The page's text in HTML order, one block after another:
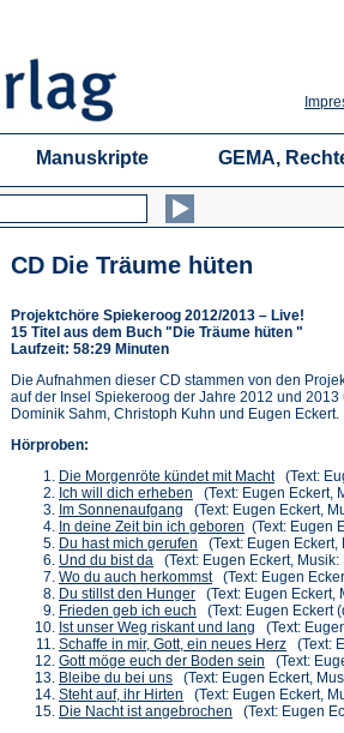
Manuskripte GEMA,
CD Die Träume hüten
Projektchöre Spiekeroog 2012/2013 – Live!
15 Titel aus dem Buch "Die Träume hüten "
Laufzeit: 58:29 Minuten
Die Aufnahmen dieser CD stammen von den
auf der Insel Spiekeroog der Jahre 2012 und
Dominik Sahm, Christoph Kuhn und Eugen Eckert.
Hörproben:
Die Morgenröte kündet mit Macht(Öffnet
in
einem
neuen
Tab)
(Text:
Ich will dich erheben (Öffnet
in
einem
neuen
Tab)
(Text: Eugen Eckert,
Im Sonnenaufgang (Öffnet
in
einem
neuen
Tab)
(Text: Eugen Eckert,
In deine Zeit bin ich geboren (Öffnet
in
einem
neuen
Tab)
(Text: Eugen
Du hast mich gerufen (Öffnet
in
einem
neuen
Tab)
(Text: Eugen
Und du bist da (Öffnet
in
einem
neuen
Tab)
(Text: Eugen Eckert,
Wo du auch herkommst(Öffnet
in
einem
neuen
Tab)
(Text: Eugen
Du stillst den Hunger(Öffnet
in
einem
neuen
Tab)
(Text: Eugen Eckert,
Frieden geb ich euch (Öffnet
in
einem
neuen
Tab)
(Text: Eugen Eckert
Ist unser Weg riskant und lang (Öffnet
in
einem
neuen
Tab)
(Text:
Schaffe in mir, Gott, ein neues Herz(Öffnet
in
einem
neuen
Tab)
(Text:
Gott möge euch der Boden sein (Öffnet
in
einem
neuen
(Text:
Bleibe du bei uns(Öffnet
in
einem
(Text: Eugen Eckert,
Steht auf, ihr Hirten (Öffnet
in
(Text: Eugen Eckert,
Die Nacht ist angebrochen (Öffnet
(Text: Eugen